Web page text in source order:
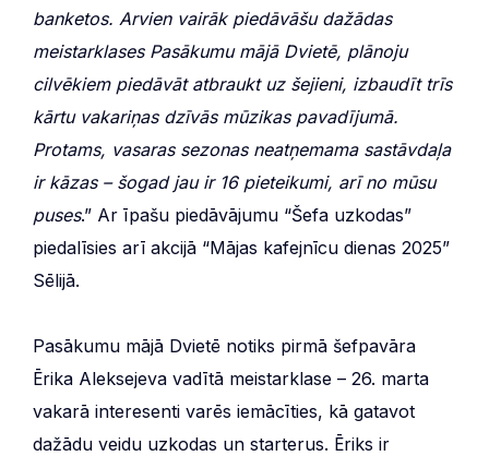
banketos. Arvien vairāk piedāvāšu dažādas
meistarklases Pasākumu mājā Dvietē, plānoju
cilvēkiem piedāvāt atbraukt uz šejieni, izbaudīt trīs
kārtu vakariņas dzīvās mūzikas pavadījumā.
Protams, vasaras sezonas neatņemama sastāvdaļa
ir kāzas – šogad jau ir 16 pieteikumi, arī no mūsu
puses.” Ar īpašu piedāvājumu “Šefa uzkodas”
piedalīsies arī akcijā “Mājas kafejnīcu dienas 2025”
Sēlijā.
Pasākumu mājā Dvietē notiks pirmā šefpavāra
Ērika Aleksejeva vadītā meistarklase – 26. marta
vakarā interesenti varēs iemācīties, kā gatavot
dažādu veidu uzkodas un starterus. Ēriks ir